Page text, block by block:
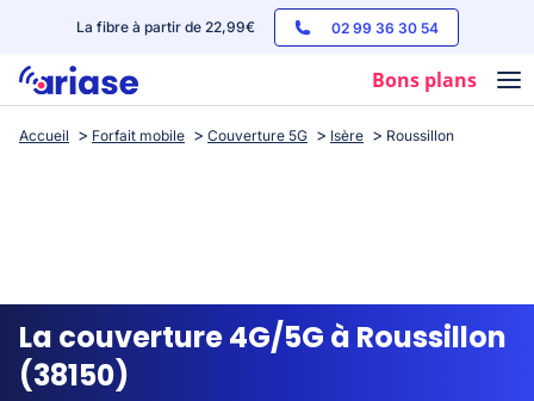
La fibre à partir de 22,99€ 02 99 36 30 54
Bons plans
Box internet
Streaming
Accueil Forfait mobile Couverture 5G Isère Roussillon
La couverture 4G/5G à Roussillon
(38150)